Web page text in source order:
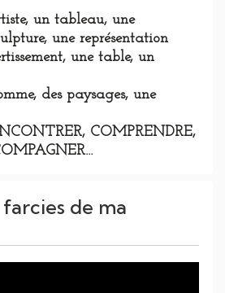
un tableau, une
une représentation
une table, un
des paysages, une
COMPRENDRE,
de ma